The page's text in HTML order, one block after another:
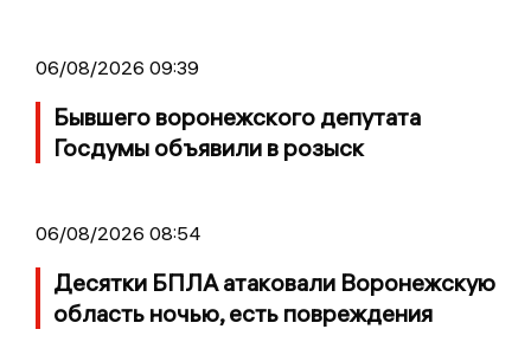
06/08/2026 09:39
Бывшего воронежского депутата
Госдумы объявили в розыск
06/08/2026 08:54
Десятки БПЛА атаковали Воронежскую
область ночью, есть повреждения